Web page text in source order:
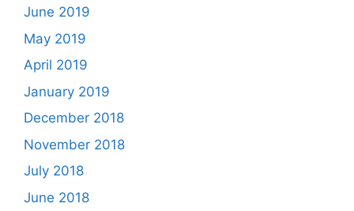
June 2019
May 2019
April 2019
January 2019
December 2018
November 2018
July 2018
June 2018